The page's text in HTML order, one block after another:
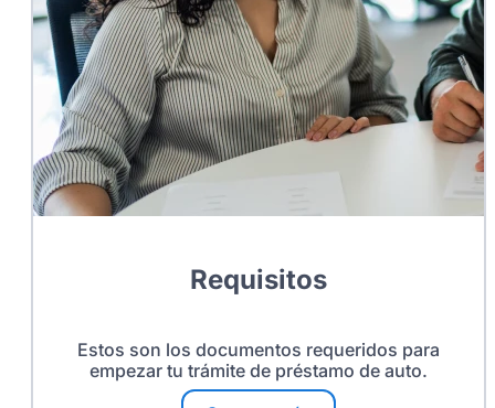
Requisitos
Estos son los documentos requeridos para
empezar tu trámite de préstamo de auto.